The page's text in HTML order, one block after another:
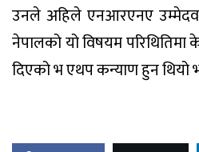
उनले अहिले एनआरएनए
नेपालको यो विषयम
दिएको भ एथप कन्याण हुन थियो